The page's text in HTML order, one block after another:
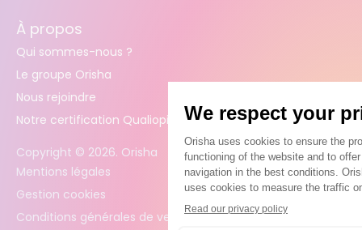
À propos
Qui sommes-nous ?
Le groupe Orisha
Nous rejoindre
Notre certification Qualiopi
Copyright © 2026. Orisha
Mentions légales
Gestion cookies
Conditions générales de vente